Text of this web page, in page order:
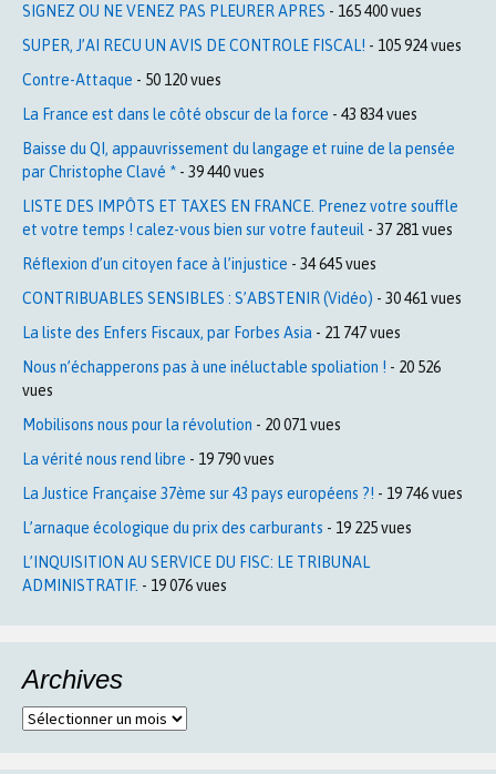
SIGNEZ OU NE VENEZ PAS PLEURER APRES - 165 400 vues
SUPER, J’AI RECU UN AVIS DE CONTROLE FISCAL! - 105 924 vues
Contre-Attaque - 50 120 vues
La France est dans le côté obscur de la force - 43 834 vues
Baisse du QI, appauvrissement du langage et ruine de la pensée
par Christophe Clavé * - 39 440 vues
LISTE DES IMPÔTS ET TAXES EN FRANCE. Prenez votre souffle
et votre temps ! calez-vous bien sur votre fauteuil - 37 281 vues
Réflexion d’un citoyen face à l’injustice - 34 645 vues
CONTRIBUABLES SENSIBLES : S’ABSTENIR (Vidéo) - 30 461 vues
La liste des Enfers Fiscaux, par Forbes Asia - 21 747 vues
Nous n’échapperons pas à une inéluctable spoliation ! - 20 526
vues
Mobilisons nous pour la révolution - 20 071 vues
La vérité nous rend libre - 19 790 vues
La Justice Française 37ème sur 43 pays européens ?! - 19 746 vues
L’arnaque écologique du prix des carburants - 19 225 vues
L’INQUISITION AU SERVICE DU FISC: LE TRIBUNAL
ADMINISTRATIF. - 19 076 vues
Archives
Archives